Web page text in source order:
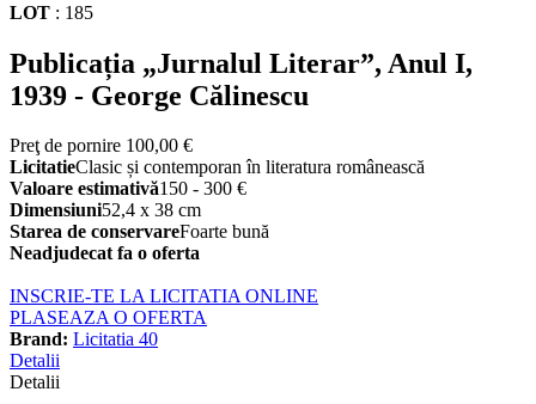
LOT : 185
Publicația „Jurnalul Literar”, Anul I,
1939 - George Călinescu
Preţ de pornire 100,00 €
LicitatieClasic și contemporan în literatura românească
Valoare estimativă150 - 300 €
Dimensiuni52,4 x 38 cm
Starea de conservareFoarte bună
Neadjudecat fa o oferta
INSCRIE-TE LA LICITATIA ONLINE
PLASEAZA O OFERTA
Brand: Licitatia 40
Detalii
Detalii